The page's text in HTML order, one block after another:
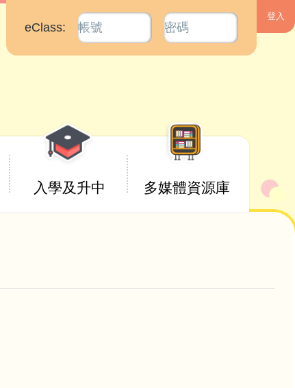
eClass:
入學及升中 多媒體資源庫